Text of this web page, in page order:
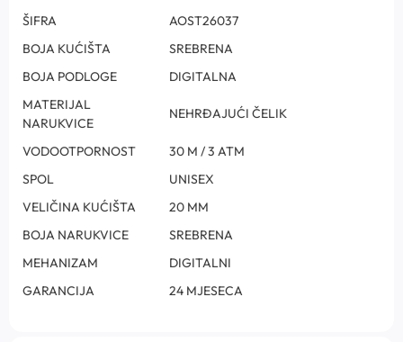
ŠIFRA
AOST26037
BOJA KUĆIŠTA
SREBRENA
BOJA PODLOGE
DIGITALNA
MATERIJAL
NARUKVICE
NEHRĐAJUĆI ČELIK
VODOOTPORNOST
30 M / 3 ATM
SPOL
UNISEX
VELIČINA KUĆIŠTA
20 MM
BOJA NARUKVICE
SREBRENA
MEHANIZAM
DIGITALNI
GARANCIJA
24 MJESECA